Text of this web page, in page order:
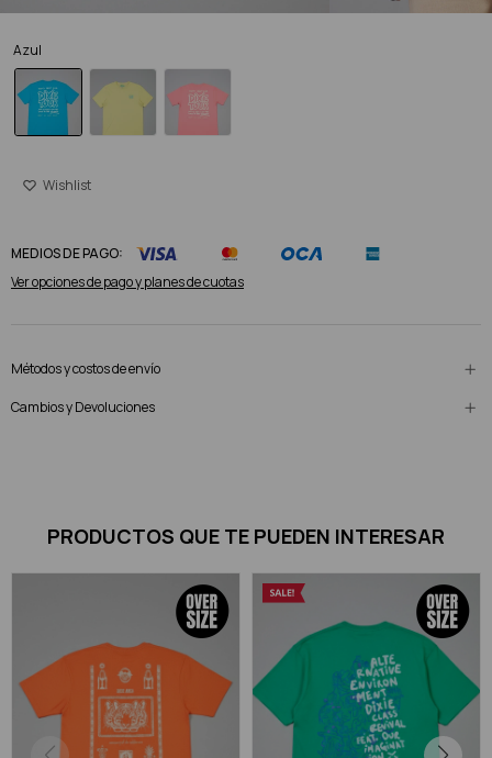
Azul
MEDIOS DE PAGO:
Ver opciones de pago y planes de cuotas
Métodos y costos de envío
Cambios y Devoluciones
PRODUCTOS QUE TE PUEDEN INTERESAR